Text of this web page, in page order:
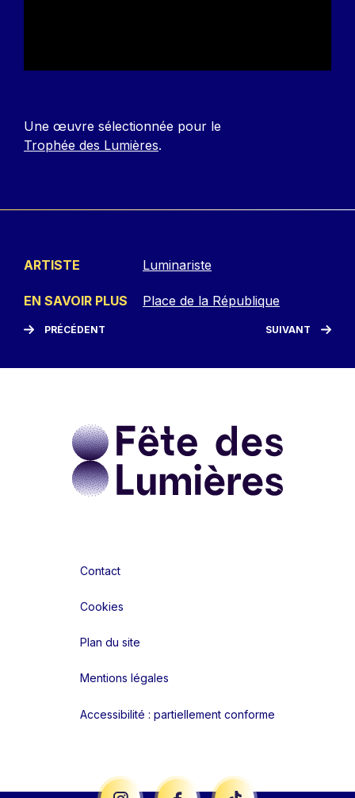
Une œuvre sélectionnée pour le
Trophée des Lumières.
ARTISTE Luminariste
EN SAVOIR PLUS Place de la République
PRÉCÉDENT SUIVANT
Contact
Cookies
Plan du site
Mentions légales
Accessibilité : partiellement conforme